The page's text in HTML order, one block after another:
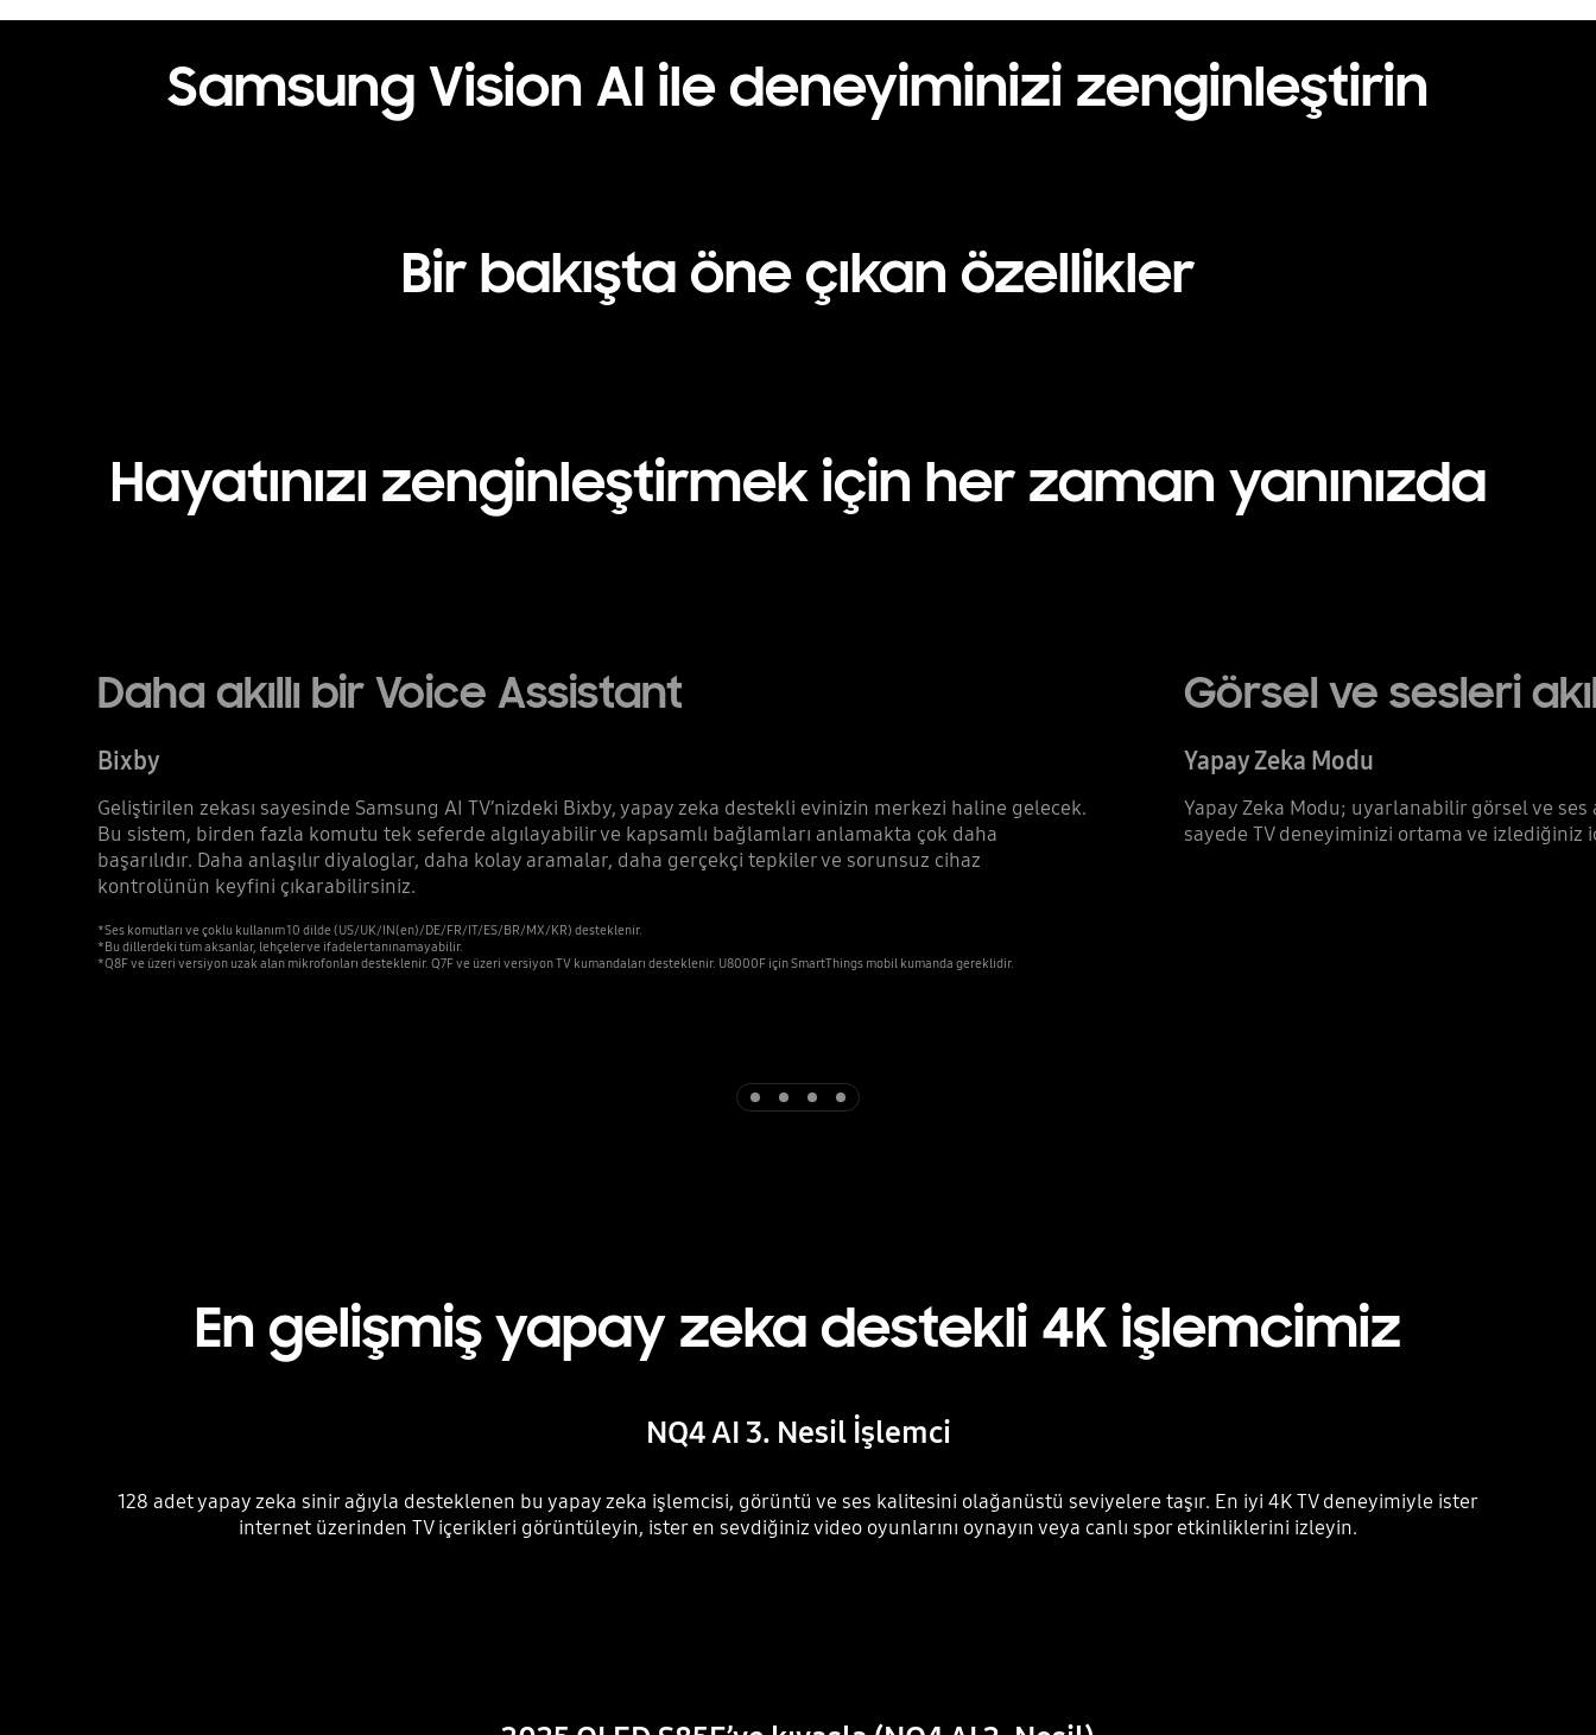
Samsung Vision AI ile deneyiminizi zenginleştirin
Bir bakışta öne çıkan özellikler
Hayatınızı zenginleştirmek için her zaman yanınızda
Daha akıllı bir Voice Assistant
Bixby
Geliştirilen zekası sayesinde Samsung AI TV’nizdeki Bixby, yapay zeka destekli evinizin merkezi haline gelecek.
Bu sistem, birden fazla komutu tek seferde algılayabilir ve kapsamlı bağlamları anlamakta çok daha
başarılıdır. Daha anlaşılır diyaloglar, daha kolay aramalar, daha gerçekçi tepkiler ve sorunsuz cihaz
kontrolünün keyfini çıkarabilirsiniz.
*Ses komutları ve çoklu kullanım 10 dilde (US/UK/IN(en)/DE/FR/IT/ES/BR/MX/KR) desteklenir.
*Bu dillerdeki tüm aksanlar, lehçeler ve ifadeler tanınamayabilir.
*Q8F ve üzeri versiyon uzak alan mikrofonları desteklenir. Q7F ve üzeri versiyon TV kumandaları desteklenir. U8000F için SmartThings mobil kumanda gereklidir.
Görsel ve sesleri
Yapay Zeka Modu
Yapay Zeka Modu; uyarlanabilir görsel ve ses
sayede TV deneyiminizi ortama ve
En gelişmiş yapay zeka destekli 4K işlemcimiz
NQ4 AI 3. Nesil İşlemci
128 adet yapay zeka sinir ağıyla desteklenen bu yapay zeka işlemcisi, görüntü ve ses kalitesini olağanüstü seviyelere taşır. En iyi 4K TV deneyimiyle ister
internet üzerinden TV içerikleri görüntüleyin, ister en sevdiğiniz video oyunlarını oynayın veya canlı spor etkinliklerini izleyin.